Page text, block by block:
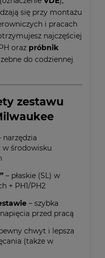
się przy montażu
i pracach
najczęściej
oraz próbnik
do codziennej
zestawu
narzędzia
w środowisku
– płaskie (SL) w
+ PH1/PH2
– szybka
przed pracą
chwyt i lepsza
(także w